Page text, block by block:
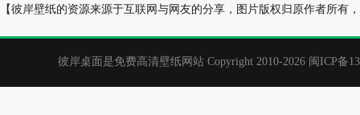
【彼岸壁纸的资源来源于互联网与网友的分享，图片版权归原作者所
彼岸桌面是免费高清壁纸网站 Copyright 2010-2026 闽ICP备